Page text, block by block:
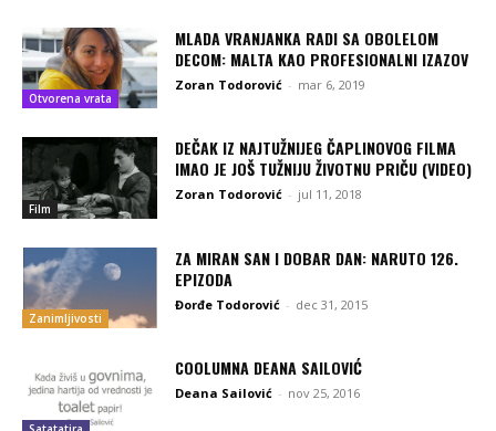
Otvorena vrata
MLADA VRANJANKA RADI SA OBOLELOM
DECOM: MALTA KAO PROFESIONALNI IZAZOV
Zoran Todorović - mar 6, 2019
Film
DEČAK IZ NAJTUŽNIJEG ČAPLINOVOG FILMA
IMAO JE JOŠ TUŽNIJU ŽIVOTNU PRIČU (VIDEO)
Zoran Todorović - jul 11, 2018
Zanimljivosti
ZA MIRAN SAN I DOBAR DAN: NARUTO 126.
EPIZODA
Đorđe Todorović - dec 31, 2015
COOLUMNA DEANA SAILOVIĆ
Deana Sailović - nov 25, 2016